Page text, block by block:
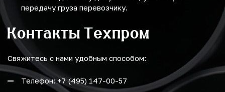
передачу груза перевозчику.
Контакты Техпром
Свяжитесь с нами удобным способом:
Телефон: +7 (495) 147-00-57